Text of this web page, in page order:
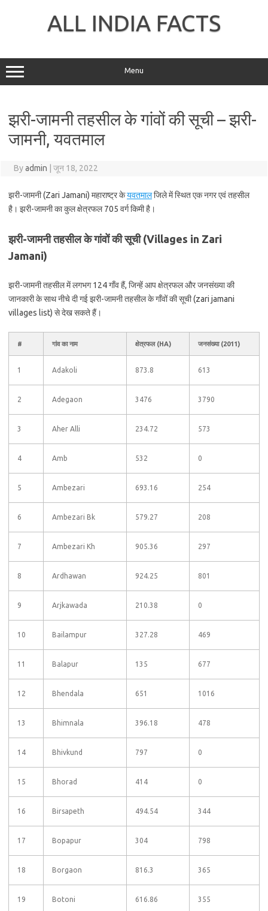
ALL INDIA FACTS
Menu
झरी-जामनी तहसील के गांवों की सूची – झरी-
जामनी, यवतमाल
Byadmin जून 18, 2022
झरी-जामनी (Zari Jamani) महाराष्ट्र केयवतमालजिले में स्थित एक नगर एवं तहसील
है। झरी-जामनी का कुल क्षेत्रफल 705 वर्ग किमी है।
झरी-जामनी तहसील के गांवों की सूची (Villages in Zari
Jamani)
झरी-जामनी तहसील में लगभग 124 गाँव हैं, जिन्हें आप क्षेत्रफल और जनसंख्या की
जानकारी के साथ नीचे दी गई झरी-जामनी तहसील के गाँवों की सूची (zari jamani
villages list) से देख सकते हैं।
# गांव का नाम क्षेत्रफल (HA) जनसंख्या (2011)
1 Adakoli 873.8 613
2 Adegaon 3476 3790
3 Aher Alli 234.72 573
4 Amb 532 0
5 Ambezari 693.16 254
6 Ambezari Bk 579.27 208
7 Ambezari Kh 905.36 297
8 Ardhawan 924.25 801
9 Arjkawada 210.38 0
10 Bailampur 327.28 469
11 Balapur 135 677
12 Bhendala 651 1016
13 Bhimnala 396.18 478
14 Bhivkund 797 0
15 Bhorad 414 0
16 Birsapeth 494.54 344
17 Bopapur 304 798
18 Borgaon 816.3 365
19 Botoni 616.86 355